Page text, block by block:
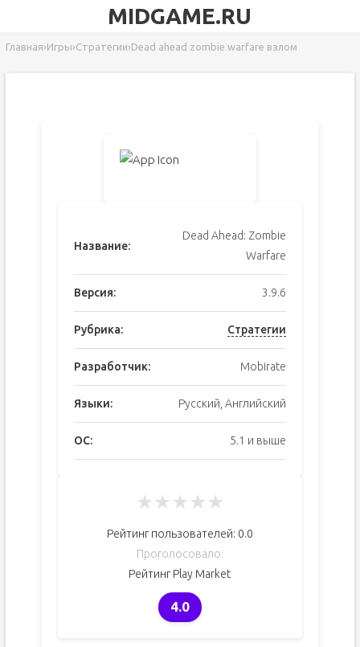
MIDGAME.RU
Главная›Игры›Стратегии›Dead ahead zombie warfare взлом
Название:
Dead Ahead: Zombie
Warfare
Версия: 3.9.6
Рубрика: Стратегии
Разработчик: Mobirate
Языки: Русский, Английский
ОС: 5.1 и выше
★★★★★
Рейтинг пользователей: 0.0
Проголосовало:
Рейтинг Play Market
4.0